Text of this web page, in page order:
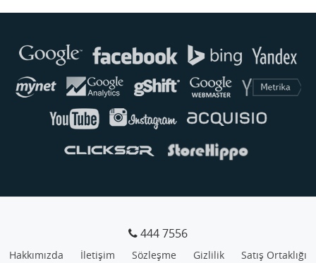
444 7556
Hakkımızda İletişim Sözleşme Gizlilik Satış Ortaklığı
Genellikle anında yanıt verir